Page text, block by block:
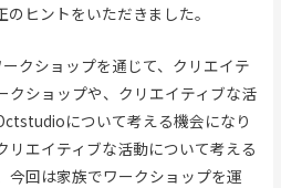
ヒントをいただきました。
クショップを通じて、クリエイテ
クショップや、クリエイティブな活
について考える機会になり
リエイティブな活動について考える
今回は家族でワークショップを運